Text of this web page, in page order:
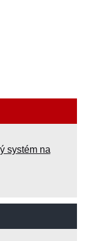
systém na